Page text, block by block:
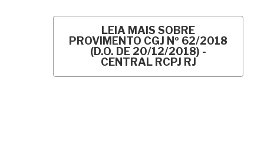
LEIA MAIS SOBRE
PROVIMENTO CGJ Nº 62/2018
(D.O. DE 20/12/2018) -
CENTRAL RCPJ RJ